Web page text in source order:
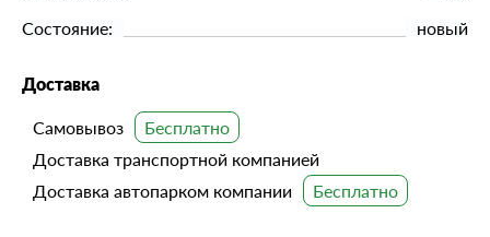
Состояние:
новый
Доставка
Самовывоз
Доставка транспортной компанией
Доставка автопарком компании